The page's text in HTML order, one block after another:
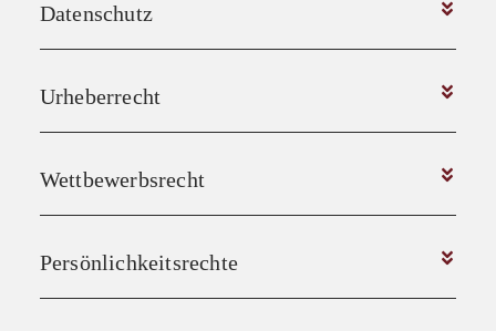
Datenschutz
Urheberrecht
Wettbewerbsrecht
Persönlichkeitsrechte